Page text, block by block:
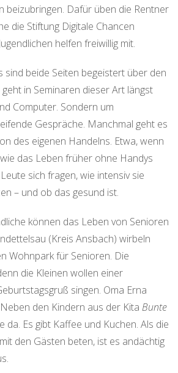
beizubringen. Dafür üben die Rentner
die Stiftung Digitale Chancen
helfen freiwillig mit.
sind beide Seiten begeistert über den
in Seminaren dieser Art längst
Computer. Sondern um
Gespräche. Manchmal geht es
des eigenen Handelns. Etwa, wenn
das Leben früher ohne Handys
sich fragen, wie intensiv sie
– und ob das gesund ist.
können das Leben von Senioren
(Kreis Ansbach) wirbeln
Wohnpark für Senioren. Die
die Kleinen wollen einer
singen. Oma Erna
den Kindern aus der Kita Bunte
da. Es gibt Kaffee und Kuchen. Als die
den Gästen beten, ist es andächtig